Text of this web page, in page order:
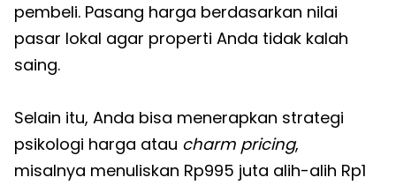
pembeli. Pasang harga berdasarkan nilai
pasar lokal agar properti Anda tidak kalah
saing.
Selain itu, Anda bisa menerapkan strategi
psikologi harga atau charm pricing,
misalnya menuliskan Rp995 juta alih-alih Rp1